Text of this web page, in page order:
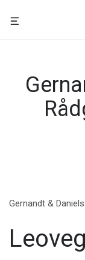
Gernandt &